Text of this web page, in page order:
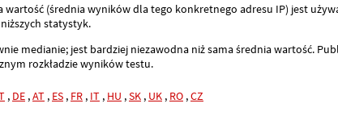
wartość (średnia wyników dla tego konkretnego adresu IP) jest
statystyk.
medianie; jest bardziej niezawodna niż sama średnia wartość.
rozkładzie wyników testu.
, DE ,AT , ES , FR , IT , HU ,SK , UK , RO ,CZ